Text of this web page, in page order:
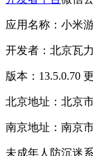
应用名称：小米
开发者：北京瓦
版本：13.5.0.70
北京地址：北京
南京地址：南京
未成年人防沉迷